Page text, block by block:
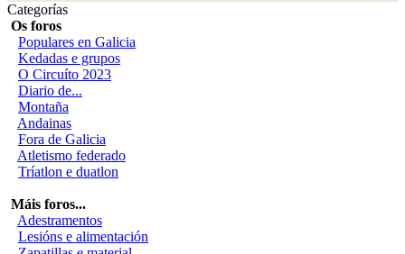
Categorías
Os foros
Populares en Galicia
Kedadas e grupos
O Circuíto 2023
Diario de...
Montaña
Andainas
Fora de Galicia
Atletismo federado
Tríatlon e duatlon
Máis foros...
Adestramentos
Lesións e alimentación